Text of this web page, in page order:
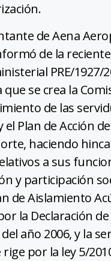
de Aena
de la
PRE/1927/
que se crea la
de las
el Plan de Acción
haciendo
a sus
y participación
de Aislamiento
la Declaración
año 2006, y la
rige por la ley 5/